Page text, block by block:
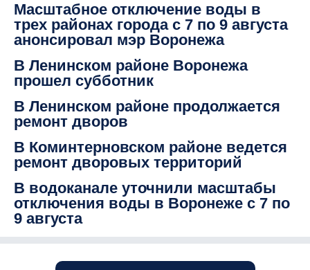
Масштабное отключение воды в
трех районах города с 7 по 9 августа
анонсировал мэр Воронежа
В Ленинском районе Воронежа
прошел субботник
В Ленинском районе продолжается
ремонт дворов
В Коминтерновском районе ведется
ремонт дворовых территорий
В водоканале уточнили масштабы
отключения воды в Воронеже с 7 по
9 августа